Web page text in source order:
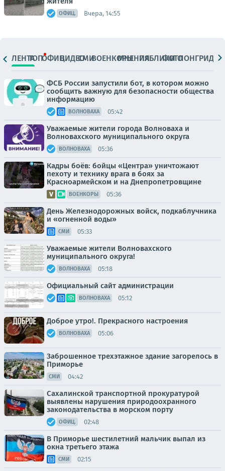
ОФИЦ. Вчера, 14:55
ЛЕНТАТОПОФИЦ.ВИДЕОСМИВОЕНКОРЫМНЕНИЯПАБЛИКИ
ФОТОЛОНГРИДЫ
ФСБ России запустили бот, в котором можно
сообщить важную для безопасности общества
информацию
ВОЛНОВАХА 05:42
Уважаемые жители города Волноваха и
Волновахского муниципального округа
ВОЛНОВАХА 05:36
Кадры боёв: бойцы «Центра» уничтожают
пехоту и технику врага в боях за
Красноармейском и на Днепропетровщине
ВОЕНКОРЫ 05:36
День Железнодорожных войск, подкаблучника
и «огненной воды»
СМИ 05:33
Уважаемые жители Волновахского
муниципального округа!
ВОЛНОВАХА 05:18
Официальный сайт администрации
ВОЛНОВАХА 05:12
Доброе утро!. Прекрасного настроения
ВОЛНОВАХА 05:06
Заброшенное трехэтажное здание загорелось в
Приморье
СМИ 04:42
Сахалинской транспортной прокуратурой
выявлены нарушения природоохранного
законодательства в морском порту
ОФИЦ. 02:48
В Приморье шестилетний мальчик выпал из
окна третьего этажа
СМИ 02:15